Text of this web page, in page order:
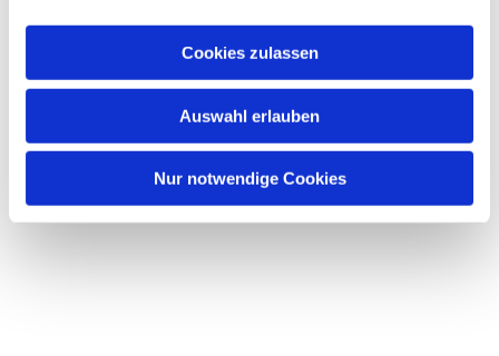
Cookies zulassen
Auswahl erlauben
Nur notwendige Cookies